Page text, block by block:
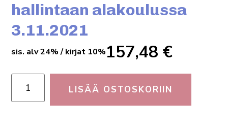
hallintaan alakoulussa
3.11.2021
157,48€
sis. alv 24% / kirjat 10%
LISÄÄ OSTOSKORIIN